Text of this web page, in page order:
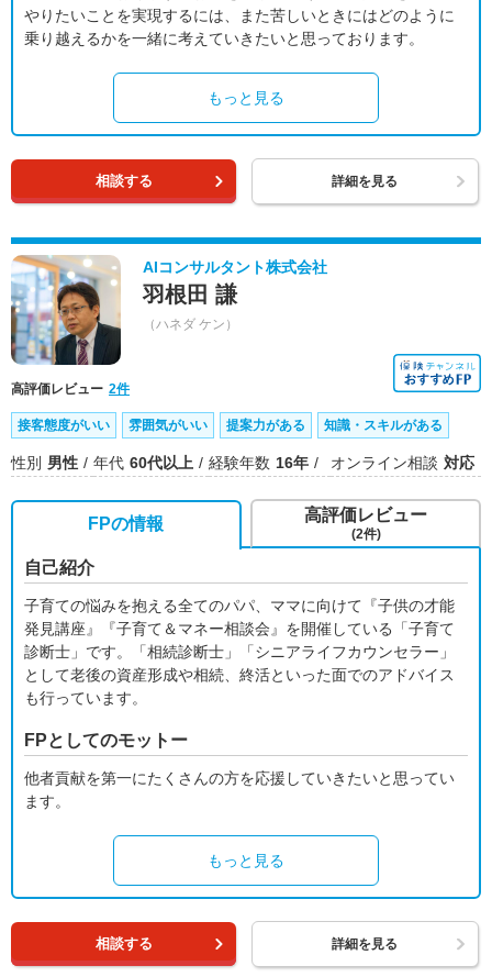
やりたいことを実現するには、また苦しいときにはどのように
乗り越えるかを一緒に考えていきたいと思っております。
もっと見る
相談する 詳細を見る
AIコンサルタント株式会社
羽根田 謙
（ハネダ ケン）
高評価レビュー 2件
接客態度がいい 雰囲気がいい 提案力がある 知識・スキルがある
性別 男性 年代 60代以上 経験年数 16年 オンライン相談 対応
FPの情報
自己紹介
子育ての悩みを抱える全てのパパ、ママに向けて『子供の才能
発見講座』『子育て＆マネー相談会』を開催している「子育て
診断士」です。「相続診断士」「シニアライフカウンセラー」
として老後の資産形成や相続、終活といった面でのアドバイス
も行っています。
FPとしてのモットー
他者貢献を第一にたくさんの方を応援していきたいと思ってい
ます。
もっと見る
高評価レビュー
(2件)
相談する 詳細を見る